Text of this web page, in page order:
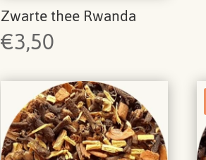
Zwarte thee Rwanda
€3,50